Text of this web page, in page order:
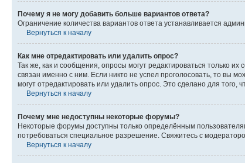
Почему я не могу добавить больше вариантов ответа?
Ограничение количества вариантов ответа устанавливается
Вернуться к началу
Как мне отредактировать или удалить опрос?
Так же, как и сообщения, опросы могут редактироваться только
связан именно с ним. Если никто не успел проголосовать, то вы
могут отредактировать или удалить опрос. Это сделано для
Вернуться к началу
Почему мне недоступны некоторые форумы?
Некоторые форумы доступны только определённым
потребоваться специальное разрешение. Свяжитесь с
Вернуться к началу